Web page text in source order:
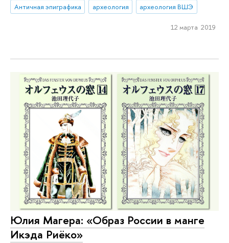
Античная эпиграфика
археология археология ВШЭ
12 марта 2019
Юлия Магера: «Образ России в манге
Икэда Риёко»